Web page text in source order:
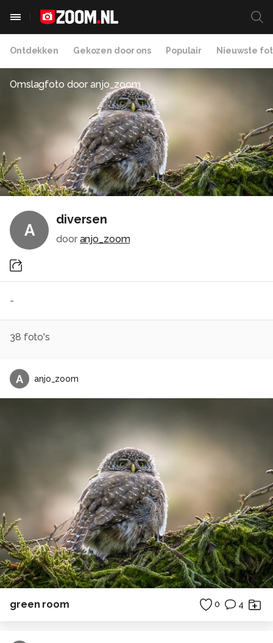
Ontdekken Gekozen door ons Populair Nieuwste
Omslagfoto dooranjo_zoom
A
diversen
door anjo_zoom
-
38 foto's
A anjo_zoom
green room 0 4